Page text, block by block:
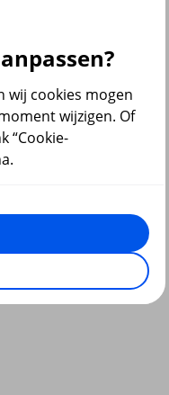
wij cookies mogen
wijzigen. Of
“Cookie-